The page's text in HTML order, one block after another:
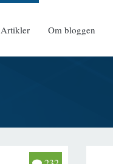
Artikler Om bloggen